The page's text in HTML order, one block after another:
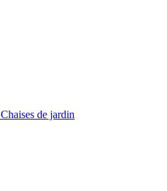
Chaises de jardin